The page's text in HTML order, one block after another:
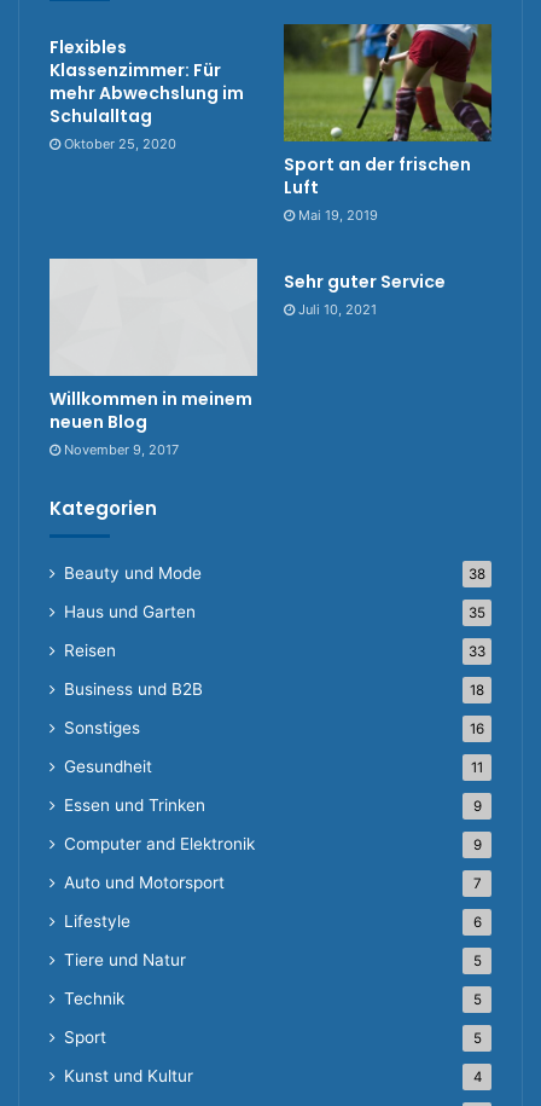
Flexibles
Klassenzimmer: Für
mehr Abwechslung im
Schulalltag
Oktober 25, 2020
Sport an der frischen
Luft
Mai 19, 2019
Willkommen in meinem
neuen Blog
November 9, 2017
Sehr guter Service
Juli 10, 2021
Kategorien
Beauty und Mode 38
Haus und Garten 35
Reisen 33
Business und B2B 18
Sonstiges 16
Gesundheit 11
Essen und Trinken 9
Computer and Elektronik 9
Auto und Motorsport 7
Lifestyle 6
Tiere und Natur 5
Technik 5
Sport 5
Kunst und Kultur 4